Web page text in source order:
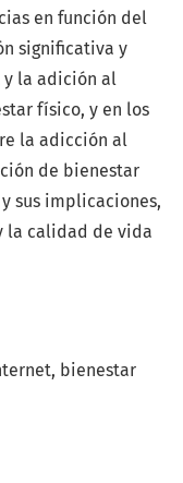
bienestar
en función del
significativa y
la adición al
físico, y en los
la adicción al
de bienestar
sus implicaciones,
la calidad de vida